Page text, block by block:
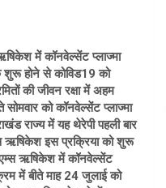
में कॉनवेल्सेंट प्लाज्मा
शुरू होने से कोविड19 को
की जीवन रक्षा में अहम
को कॉनवेल्सेंट प्लाज्मा
राज्य में यह थेरेपी पहली बार
ऋषिकेश इस प्रक्रिया को शुरू
ऋषिकेश में कॉनवेल्सेंट
में बीते माह 24 जुलाई को